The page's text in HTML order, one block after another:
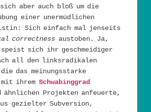
aber auch bloß um die
einer unermüdlichen
Sich einfach mal jenseits
correctness austoben. Ja,
sich ihr geschmeidiger
all den linksradikalen
die das meinungsstarke
ihrem Schwabinggrad
ähnlichen Projekten anfeuerte,
gezielter Subversion,